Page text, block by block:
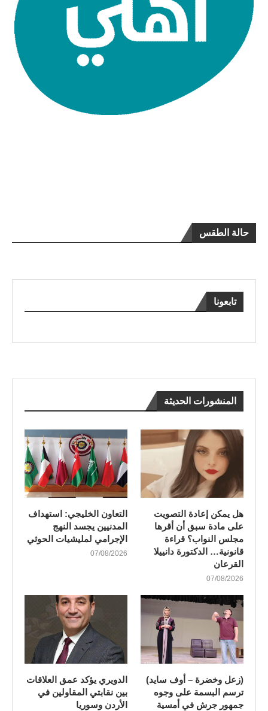
حالة الطقس
تابعونا
المنشورات الحديثة
هل يمكن إعادة التصويت
على مادة سبق أن أقرها
مجلس النواب؟ قراءة
قانونية… الدكتورة دانييلا
القرعان
07/08/2026
التعاون الخليجي: استهداف
المدنيين يجسد النهج
الإجرامي لمليشيات الحوثي
07/08/2026
(زعل وخضرة – أوف سايد)
ترسم البسمة على وجوه
جمهور جرش في أمسية
الدويري يؤكد عمق العلاقات
بين نقابتي المقاولين في
الأردن وسوريا